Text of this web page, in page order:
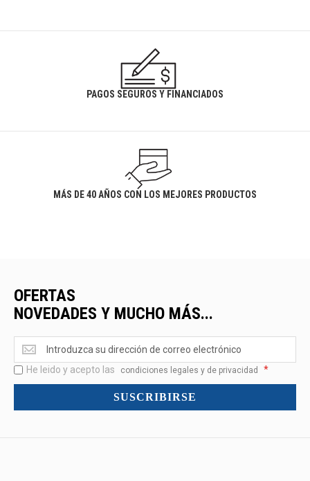
PAGOS SEGUROS Y FINANCIADOS
MÁS DE 40 AÑOS CON LOS MEJORES PRODUCTOS
OFERTAS
NOVEDADES Y MUCHO MÁS...
Ofertas
<br>Novedades
y
mucho
He leido y acepto las condiciones legales y de privacidad *
SUSCRIBIRSE